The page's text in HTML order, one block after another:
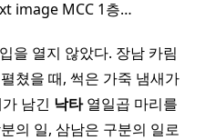
image MCC 1층…
을 열지 않았다. 장남 카림
쳤을 때, 썩은 가죽 냄새가
남긴 낙타열일곱 마리를
의 일, 삼남은 구분의 일로